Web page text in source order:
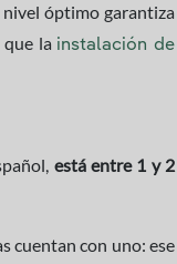
nivel óptimo garantiza
la instalación de
está entre 1 y 2
cuentan con uno: ese